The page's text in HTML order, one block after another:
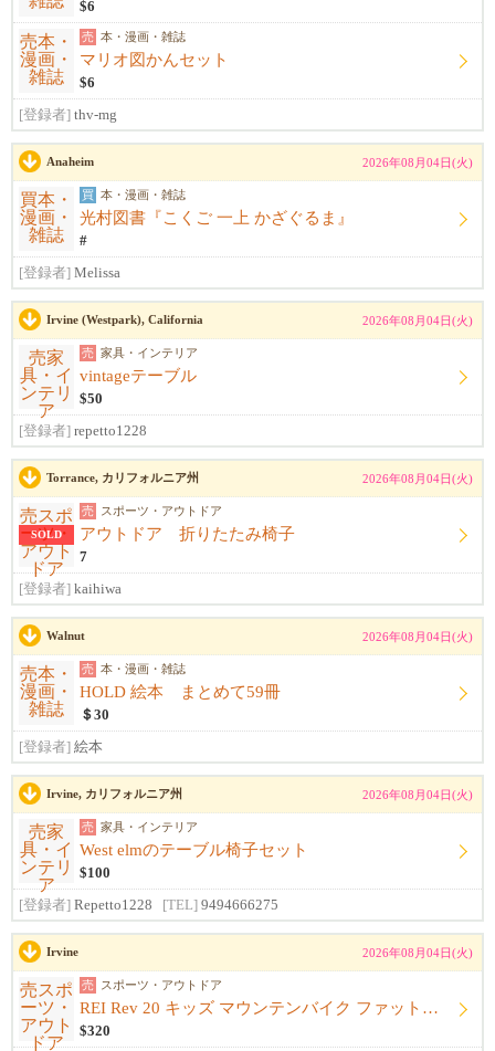
$6
売 本・漫画・雑誌
マリオ図かんセット
$6
[登録者] thv-mg
Anaheim 2026年08月04日(火)
買 本・漫画・雑誌
光村図書『こくご 一上 かざぐるま』
#
[登録者] Melissa
Irvine (Westpark), California 2026年08月04日(火)
売 家具・インテリア
vintageテーブル
$50
[登録者] repetto1228
Torrance, カリフォルニア州 2026年08月04日(火)
SOLD
売 スポーツ・アウトドア
アウトドア 折りたたみ椅子
7
[登録者] kaihiwa
Walnut 2026年08月04日(火)
売 本・漫画・雑誌
HOLD 絵本 まとめて59冊
＄30
[登録者] 絵本
Irvine, カリフォルニア州 2026年08月04日(火)
売 家具・インテリア
West elmのテーブル椅子セット
$100
[登録者] Repetto1228 [TEL] 9494666275
Irvine 2026年08月04日(火)
売 スポーツ・アウトドア
REI Rev 20 キッズ マウンテンバイク ファットタイヤ 自転車
$320